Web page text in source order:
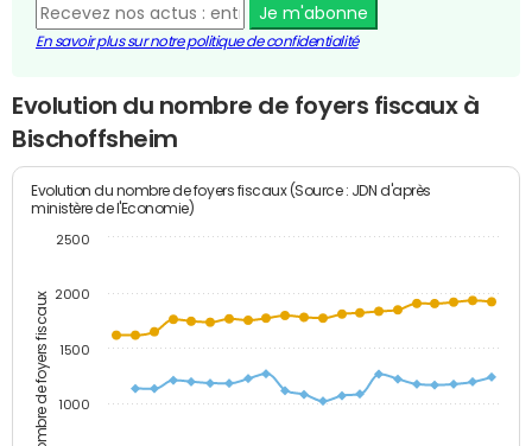
Je m'abonne
En savoir plus sur notre politique de confidentialité
Evolution du nombre de foyers fiscaux à
Bischoffsheim
Nombre de foyers fiscaux
Evolution du nombre de foyers fiscaux (Source : JDN d'après
ministère de l'Economie)
1000
1500
2000
2500